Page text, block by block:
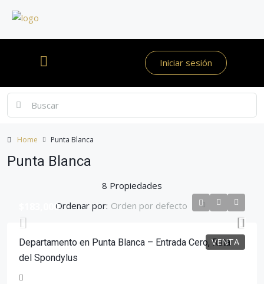
Iniciar sesión
Home Punta Blanca
Punta Blanca
8 Propiedades
Ordenar por: Orden por defecto
VENTA
$183,000
Departamento en Punta Blanca – Entrada Cero, Ruta
del Spondylus